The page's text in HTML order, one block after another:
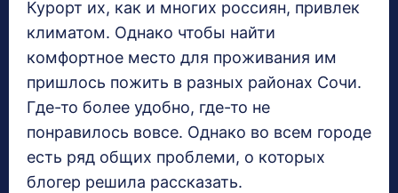
Курорт их, как и многих россиян, привлек
климатом. Однако чтобы найти
комфортное место для проживания им
пришлось пожить в разных районах Сочи.
Где-то более удобно, где-то не
понравилось вовсе. Однако во всем городе
есть ряд общих проблеми, о которых
блогер решила рассказать.